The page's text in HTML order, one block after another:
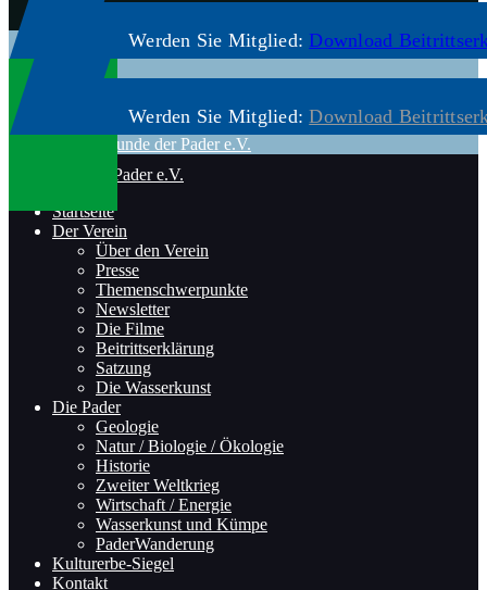
Werden Sie Mitglied: Download
Werden Sie Mitglied:Download
Startseite
Der Verein
Über den Verein
Presse
Themenschwerpunkte
Newsletter
Die Filme
Beitrittserklärung
Satzung
Die Wasserkunst
Die Pader
Geologie
Natur / Biologie / Ökologie
Historie
Zweiter Weltkrieg
Wirtschaft / Energie
Wasserkunst und Kümpe
PaderWanderung
Kulturerbe-Siegel
Kontakt